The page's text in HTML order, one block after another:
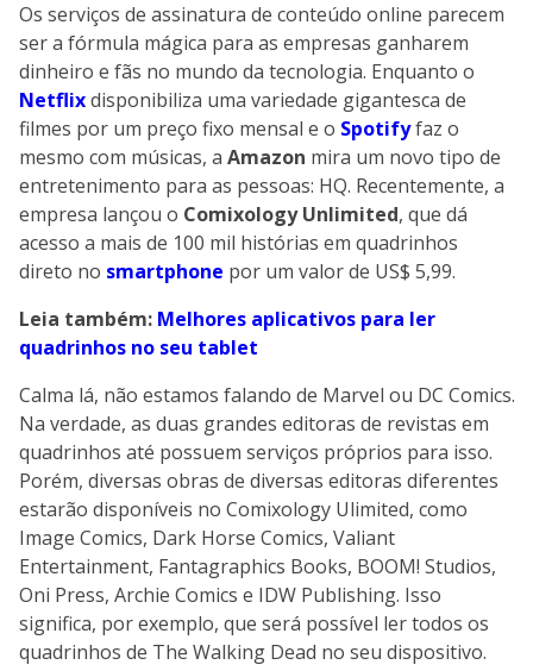
Os serviços de assinatura de conteúdo online parecem
ser a fórmula mágica para as empresas ganharem
dinheiro e fãs no mundo da tecnologia. Enquanto o
Netflixdisponibiliza uma variedade gigantesca de
filmes por um preço fixo mensal e o Spotifyfaz o
mesmo com músicas, a Amazon mira um novo tipo de
entretenimento para as pessoas: HQ. Recentemente, a
empresa lançou o Comixology Unlimited, que dá
acesso a mais de 100 mil histórias em quadrinhos
direto no smartphone por um valor de US$ 5,99.
Leia também: Melhores aplicativos para ler
quadrinhos no seu tablet
Calma lá, não estamos falando de Marvel ou DC Comics.
Na verdade, as duas grandes editoras de revistas em
quadrinhos até possuem serviços próprios para isso.
Porém, diversas obras de diversas editoras diferentes
estarão disponíveis no Comixology Ulimited, como
Image Comics, Dark Horse Comics, Valiant
Entertainment, Fantagraphics Books, BOOM! Studios,
Oni Press, Archie Comics e IDW Publishing. Isso
significa, por exemplo, que será possível ler todos os
quadrinhos de The Walking Dead no seu dispositivo.